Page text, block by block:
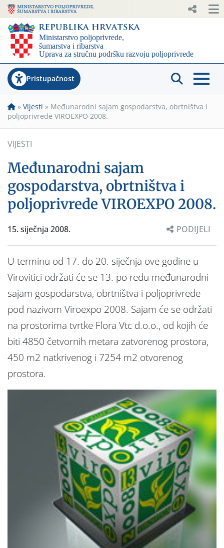
Pristupačnost
» Vijesti » Međunarodni sajam gospodarstva, obrtništva i
poljoprivrede VIROEXPO 2008.
VIJESTI
Međunarodni sajam
gospodarstva, obrtništva i
poljoprivrede VIROEXPO 2008.
15. siječnja 2008. PODIJELI
U terminu od 17. do 20. siječnja ove godine u
Virovitici održati će se 13. po redu međunarodni
sajam gospodarstva, obrtništva i poljoprivrede
pod nazivom Viroexpo 2008. Sajam će se održati
na prostorima tvrtke Flora Vtc d.o.o., od kojih će
biti 4850 četvornih metara zatvorenog prostora,
450 m2 natkrivenog i 7254 m2 otvorenog
prostora.